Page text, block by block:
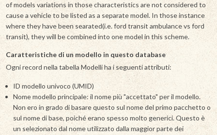
of models variations in those characteristics are not considered to
cause a vehicle to be listed as a separate model. In those instance
where they have been searated(i.e. ford transit ambulance vs ford
transit), they will be combined into one model in this scheme.
Caratteristiche di un modello in questo database
Ogni record nella tabella Modelli ha i seguenti attributi:
ID modello univoco (UMID)
Nome modello principale: il nome più "accettato" per il modello.
Non ero in grado di basare questo sul nome del primo pacchetto o
sul nome di base, poiché erano spesso molto generici. Questo è
un selezionato dal nome utilizzato dalla maggior parte dei